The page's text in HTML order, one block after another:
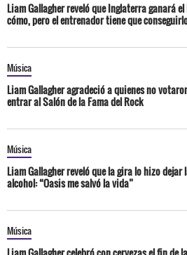
Liam Gallagher reveló que Inglaterra ganará
cómo, pero el entrenador tiene que
Música
Liam Gallagher agradeció a quienes no
entrar al Salón de la Fama del Rock
Música
Liam Gallagher reveló que la gira lo hizo dejar
alcohol: “Oasis me salvó la vida”
Música